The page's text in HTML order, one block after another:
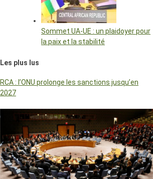
Sommet UA-UE : un plaidoyer pour
la paix et la stabilité
Les plus lus
RCA : l’ONU prolonge les sanctions jusqu’en
2027